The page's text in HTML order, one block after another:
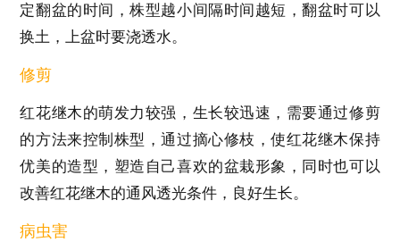
定翻盆的时间，株型越小间隔时间越短，翻盆时可以
换土，上盆时要浇透水。
修剪
红花继木的萌发力较强，生长较迅速，需要通过修剪
的方法来控制株型，通过摘心修枝，使红花继木保持
优美的造型，塑造自己喜欢的盆栽形象，同时也可以
改善红花继木的通风透光条件，良好生长。
病虫害